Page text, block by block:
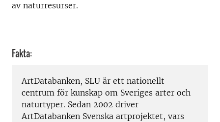
av naturresurser.
Fakta:
ArtDatabanken, SLU är ett nationellt
centrum för kunskap om Sveriges arter och
naturtyper. Sedan 2002 driver
ArtDatabanken Svenska artprojektet, vars